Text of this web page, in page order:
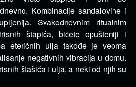
Kombinacije sandalovine i
Svakodnevnim ritualnim
štapića, bićete opušteniji i
eteričnih ulja takođe je veoma
negativnih vibracija u domu.
štašića i ulja, a neki od njih su